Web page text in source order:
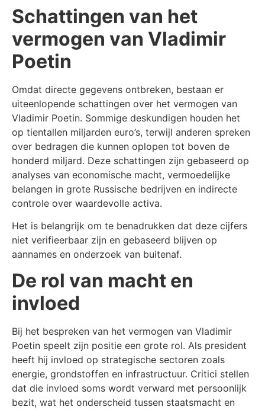
Schattingen van het
vermogen van Vladimir
Poetin
Omdat directe gegevens ontbreken, bestaan er
uiteenlopende schattingen over het vermogen van
Vladimir Poetin. Sommige deskundigen houden het
op tientallen miljarden euro’s, terwijl anderen spreken
over bedragen die kunnen oplopen tot boven de
honderd miljard. Deze schattingen zijn gebaseerd op
analyses van economische macht, vermoedelijke
belangen in grote Russische bedrijven en indirecte
controle over waardevolle activa.
Het is belangrijk om te benadrukken dat deze cijfers
niet verifieerbaar zijn en gebaseerd blijven op
aannames en onderzoek van buitenaf.
De rol van macht en
invloed
Bij het bespreken van het vermogen van Vladimir
Poetin speelt zijn positie een grote rol. Als president
heeft hij invloed op strategische sectoren zoals
energie, grondstoffen en infrastructuur. Critici stellen
dat die invloed soms wordt verward met persoonlijk
bezit, wat het onderscheid tussen staatsmacht en